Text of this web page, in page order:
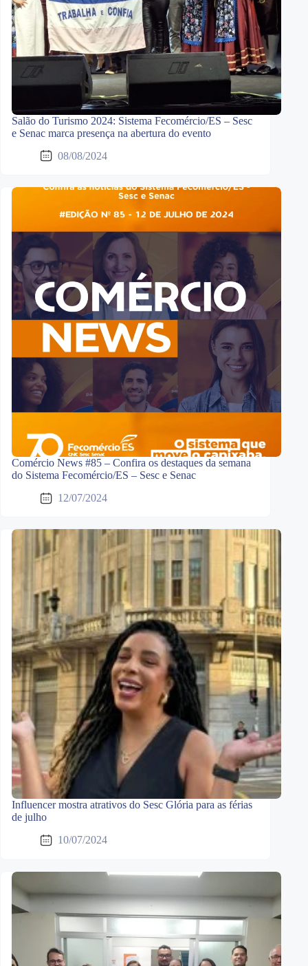
Salão do Turismo 2024: Sistema Fecomércio/ES – Sesc
e Senac marca presença na abertura do evento
08/08/2024
Comércio News #85 – Confira os destaques da semana
do Sistema Fecomércio/ES – Sesc e Senac
12/07/2024
Influencer mostra atrativos do Sesc Glória para as férias
de julho
10/07/2024